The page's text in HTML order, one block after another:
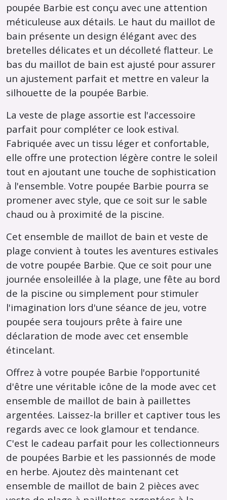
poupée Barbie est conçu avec une attention
méticuleuse aux détails. Le haut du maillot de
bain présente un design élégant avec des
bretelles délicates et un décolleté flatteur. Le
bas du maillot de bain est ajusté pour assurer
un ajustement parfait et mettre en valeur la
silhouette de la poupée Barbie.
La veste de plage assortie est l'accessoire
parfait pour compléter ce look estival.
Fabriquée avec un tissu léger et confortable,
elle offre une protection légère contre le soleil
tout en ajoutant une touche de sophistication
à l'ensemble. Votre poupée Barbie pourra se
promener avec style, que ce soit sur le sable
chaud ou à proximité de la piscine.
Cet ensemble de maillot de bain et veste de
plage convient à toutes les aventures estivales
de votre poupée Barbie. Que ce soit pour une
journée ensoleillée à la plage, une fête au bord
de la piscine ou simplement pour stimuler
l'imagination lors d'une séance de jeu, votre
poupée sera toujours prête à faire une
déclaration de mode avec cet ensemble
étincelant.
Offrez à votre poupée Barbie l'opportunité
d'être une véritable icône de la mode avec cet
ensemble de maillot de bain à paillettes
argentées. Laissez-la briller et captiver tous les
regards avec ce look glamour et tendance.
C'est le cadeau parfait pour les collectionneurs
de poupées Barbie et les passionnés de mode
en herbe. Ajoutez dès maintenant cet
ensemble de maillot de bain 2 pièces avec